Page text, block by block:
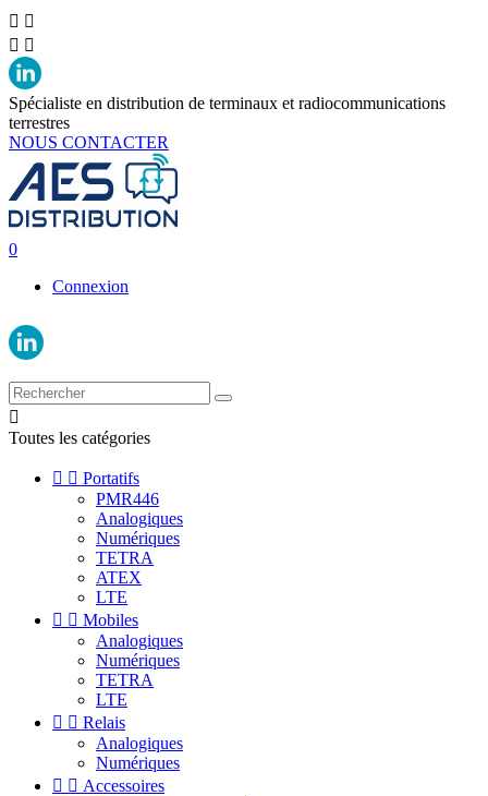
 
 
Spécialiste en distribution de terminaux et radiocommunications
terrestres
NOUS CONTACTER
0
Connexion

Toutes les catégories
  Portatifs
PMR446
Analogiques
Numériques
TETRA
ATEX
LTE
  Mobiles
Analogiques
Numériques
TETRA
LTE
  Relais
Analogiques
Numériques
  Accessoires